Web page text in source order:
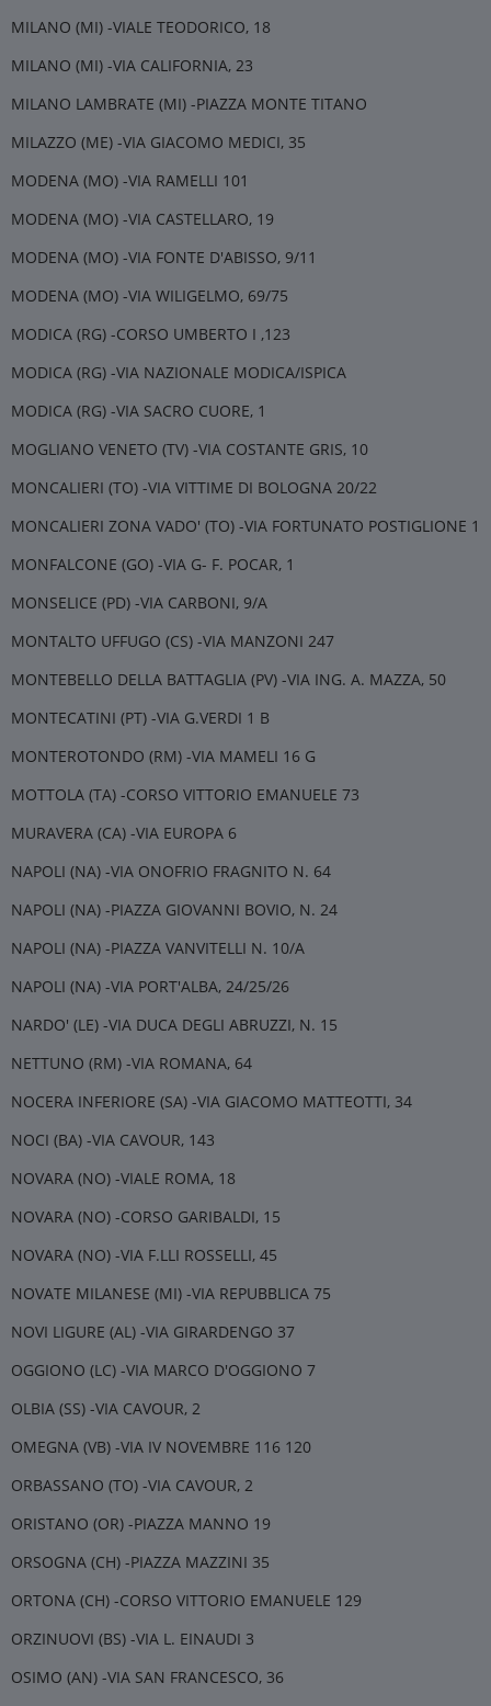
MILANO (MI) -VIALE TEODORICO, 18
MILANO (MI) -VIA CALIFORNIA, 23
MILANO LAMBRATE (MI) -PIAZZA MONTE TITANO
MILAZZO (ME) -VIA GIACOMO MEDICI, 35
MODENA (MO) -VIA RAMELLI 101
MODENA (MO) -VIA CASTELLARO, 19
MODENA (MO) -VIA FONTE D'ABISSO, 9/11
MODENA (MO) -VIA WILIGELMO, 69/75
MODICA (RG) -CORSO UMBERTO I ,123
MODICA (RG) -VIA NAZIONALE MODICA/ISPICA
MODICA (RG) -VIA SACRO CUORE, 1
MOGLIANO VENETO (TV) -VIA COSTANTE GRIS, 10
MONCALIERI (TO) -VIA VITTIME DI BOLOGNA 20/22
MONCALIERI ZONA VADO' (TO) -VIA FORTUNATO POSTIGLIONE 1
MONFALCONE (GO) -VIA G- F. POCAR, 1
MONSELICE (PD) -VIA CARBONI, 9/A
MONTALTO UFFUGO (CS) -VIA MANZONI 247
MONTEBELLO DELLA BATTAGLIA (PV) -VIA ING. A. MAZZA, 50
MONTECATINI (PT) -VIA G.VERDI 1 B
MONTEROTONDO (RM) -VIA MAMELI 16 G
MOTTOLA (TA) -CORSO VITTORIO EMANUELE 73
MURAVERA (CA) -VIA EUROPA 6
NAPOLI (NA) -VIA ONOFRIO FRAGNITO N. 64
NAPOLI (NA) -PIAZZA GIOVANNI BOVIO, N. 24
NAPOLI (NA) -PIAZZA VANVITELLI N. 10/A
NAPOLI (NA) -VIA PORT'ALBA, 24/25/26
NARDO' (LE) -VIA DUCA DEGLI ABRUZZI, N. 15
NETTUNO (RM) -VIA ROMANA, 64
NOCERA INFERIORE (SA) -VIA GIACOMO MATTEOTTI, 34
NOCI (BA) -VIA CAVOUR, 143
NOVARA (NO) -VIALE ROMA, 18
NOVARA (NO) -CORSO GARIBALDI, 15
NOVARA (NO) -VIA F.LLI ROSSELLI, 45
NOVATE MILANESE (MI) -VIA REPUBBLICA 75
NOVI LIGURE (AL) -VIA GIRARDENGO 37
OGGIONO (LC) -VIA MARCO D'OGGIONO 7
OLBIA (SS) -VIA CAVOUR, 2
OMEGNA (VB) -VIA IV NOVEMBRE 116 120
ORBASSANO (TO) -VIA CAVOUR, 2
ORISTANO (OR) -PIAZZA MANNO 19
ORSOGNA (CH) -PIAZZA MAZZINI 35
ORTONA (CH) -CORSO VITTORIO EMANUELE 129
ORZINUOVI (BS) -VIA L. EINAUDI 3
OSIMO (AN) -VIA SAN FRANCESCO, 36